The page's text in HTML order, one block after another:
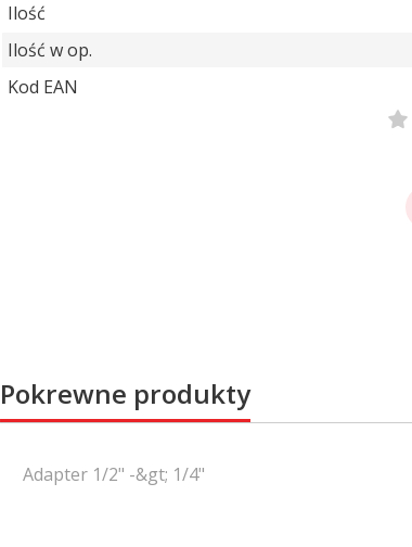
Ilość
Ilość w op.
Kod EAN
Pokrewne produkty
Adapter 1/2" -&gt; 1/4"